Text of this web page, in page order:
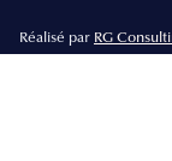
Réalisé par RG